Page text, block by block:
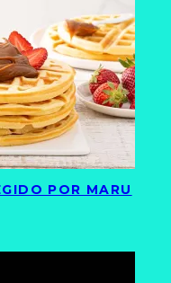
POR MARU